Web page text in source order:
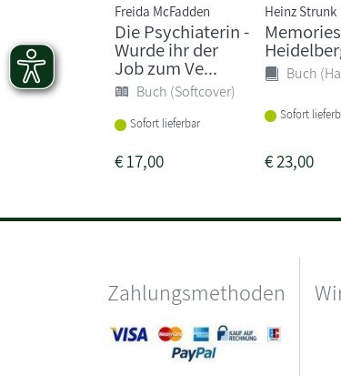
Freida McFadden
Die Psychiaterin -
Wurde ihr der
Job zum Ve...
Buch (Softcover)
Sofort lieferbar
€17,00
Heinz Strunk
Buch
Sofort
€23,00
Zahlungsmethoden